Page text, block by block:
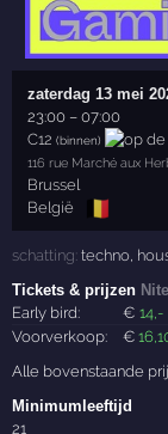
zaterdag 13 mei
23:00 –07:00
C12 (binnen)
116 rue Marché aux
Brussel
België
🇧🇪
schatting:techno
Tickets & prijzen Nite
Early bird:
€ 14 ,-
Voorverkoop:
€16
Alle bovenstaande
Minimumleeftijd
21